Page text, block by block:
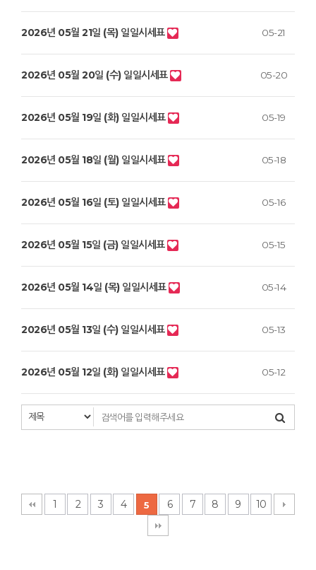
2026년 05월 21일 (목) 일일시세표 05-21
2026년 05월 20일 (수) 일일시세표 05-20
2026년 05월 19일 (화) 일일시세표 05-19
2026년 05월 18일 (월) 일일시세표 05-18
2026년 05월 16일 (토) 일일시세표 05-16
2026년 05월 15일 (금) 일일시세표 05-15
2026년 05월 14일 (목) 일일시세표 05-14
2026년 05월 13일 (수) 일일시세표 05-13
2026년 05월 12일 (화) 일일시세표 05-12
1 2 3 4 5 6 7 8 9 10